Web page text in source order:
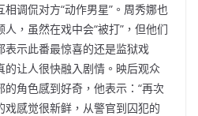
调侃对方“动作男星”。周秀娜也
，虽然在戏中会“被打”，但他们
表示此番最惊喜的还是监狱戏
的让人很快融入剧情。映后观众
角色感到好奇，他表示：“再次
戏感觉很新鲜，从警官到囚犯的